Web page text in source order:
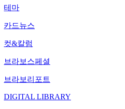
테마
카드뉴스
컷&칼럼
브라보스페셜
브라보리포트
DIGITAL LIBRARY